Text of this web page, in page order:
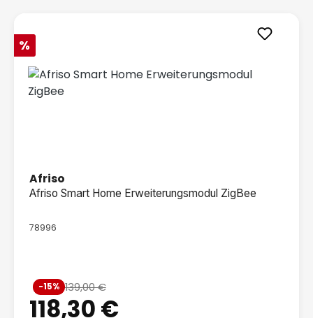
Rabatt
%
Afriso
Afriso Smart Home Erweiterungsmodul ZigBee
78996
Verkaufspreis:
118,30 €
Regulärer Preis:
139,00 €
-15%